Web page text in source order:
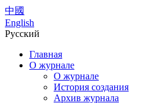
中國
English
Русский
Главная
О журнале
О журнале
История создания
Архив журнала